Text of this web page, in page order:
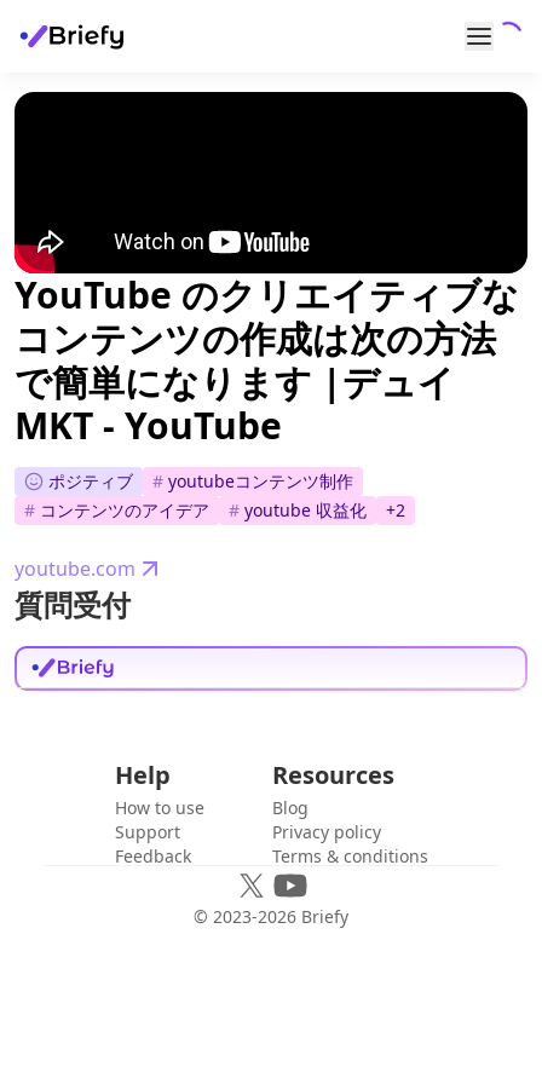
YouTube のクリエイティブな
コンテンツの作成は次の方法
で簡単になります |デュイ
MKT - YouTube
ポジティブ # youtubeコンテンツ制作
# コンテンツのアイデア # youtube 収益化 +2
youtube.com
質問受付
Help
How to use
Support
Feedback
Resources
Blog
Privacy policy
Terms & conditions
© 2023-2026 Briefy